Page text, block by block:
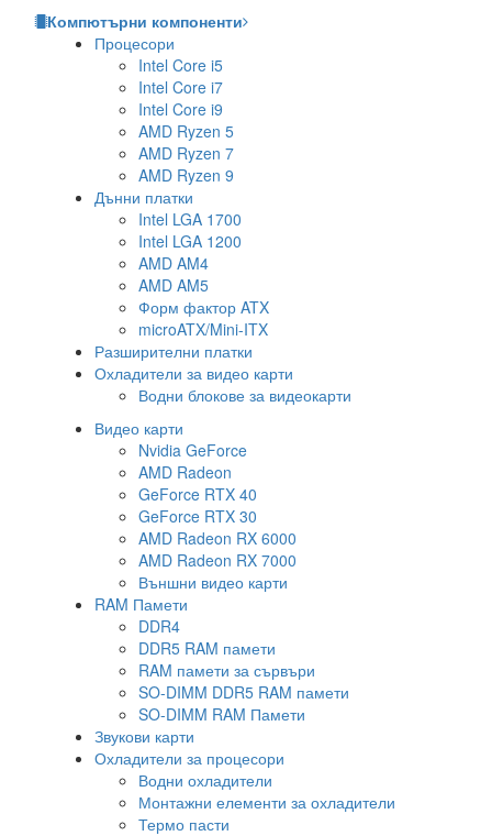
Компютърни компоненти
Процесори
Intel Core i5
Intel Core i7
Intel Core i9
AMD Ryzen 5
AMD Ryzen 7
AMD Ryzen 9
Дънни платки
Intel LGA 1700
Intel LGA 1200
AMD AM4
AMD AM5
Форм фактор ATX
microATX/Mini-ITX
Разширителни платки
Охладители за видео карти
Водни блокове за видеокарти
Видео карти
Nvidia GeForce
AMD Radeon
GeForce RTX 40
GeForce RTX 30
AMD Radeon RX 6000
AMD Radeon RX 7000
Външни видео карти
RAM Памети
DDR4
DDR5 RAM памети
RAM памети за сървъри
SO-DIMM DDR5 RAM памети
SO-DIMM RAM Памети
Звукови карти
Охладители за процесори
Водни охладители
Монтажни елементи за охладители
Термо пасти